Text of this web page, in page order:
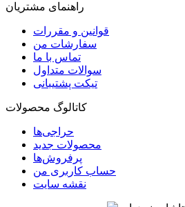
راهنمای مشتریان
قوانین و مقررات
سفارشات من
تماس با ما
سوالات متداول
تیکت پشتیبانی
کاتالوگ محصولات
حراجی‌ها
محصولات جدید
پرفروش‌ها
حساب کاربری من
نقشه سایت